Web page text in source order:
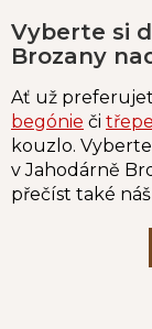
Vyberte si
Brozany
Ať už
begónie či
kouzlo.
v Jahodárně
přečíst také